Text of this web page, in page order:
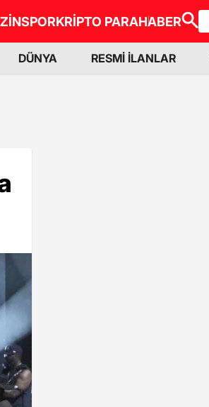
SPORKRİPTO PARAHABER
DÜNYA RESMİ İLANLAR